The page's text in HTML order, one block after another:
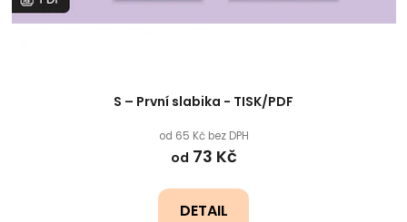
S – První slabika - TISK/PDF
od 65 Kč bez DPH
od 73 Kč
DETAIL